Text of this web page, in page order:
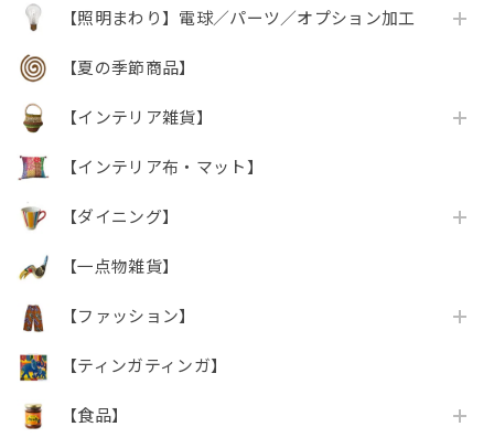
【照明まわり】電球／パーツ／オプション加工
【夏の季節商品】
【インテリア雑貨】
【インテリア布・マット】
【ダイニング】
【一点物雑貨】
【ファッション】
【ティンガティンガ】
【食品】